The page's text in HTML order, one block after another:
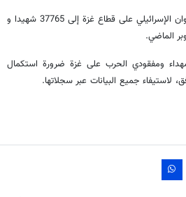
وأعلنت الوزارة ارتفاع حصيلة العدوان الإسرائيلي على قطاع غزة إلى 37765 شهيدا و
ومفقودي الحرب على غزة ضرورة استكمال
لاستيفاء جميع البيانات عبر سجلاتها.